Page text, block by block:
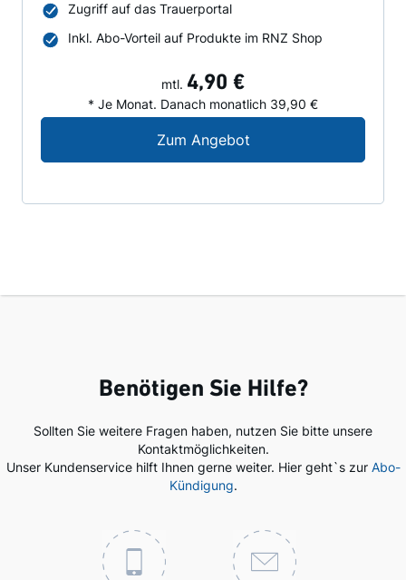
Zugriff auf das Trauerportal
Inkl. Abo-Vorteil auf Produkte im RNZ Shop
mtl. 4,90 €
* Je Monat. Danach monatlich 39,90 €
Zum AngebotDigital-Angebot für
Benötigen Sie Hilfe?
Sollten Sie weitere Fragen haben, nutzen Sie bitte unsere
Kontaktmöglichkeiten.
Unser Kundenservice hilft Ihnen gerne weiter. Hier geht`s zur Abo-
Kündigung.